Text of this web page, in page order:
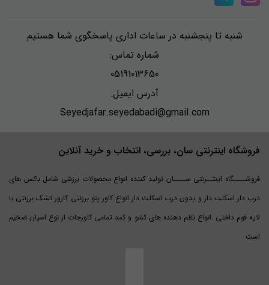
شنبه تا پنجشنبه در ساعات اداری پاسخگوی شما هستیم
شماره تماس:
05191013650
آدرس ایمیل:
Seyedjafar.seyedabadi@gmail.com
فروشگاه اینترنتی سان، بررسی، انتخاب و خرید آنلاین
فروشــــگاه اینتــرنتی ســــان تولید کننده انواع محصولات برزنتی شامل باکس های
درب دار اسکلت دار و بدون درب اسکلت دار انواع کاور پتو برزنتی کارور تشک برزنتی با
لایه فوم داخلی .انواع نظم دهنده های کشو و کمد تمامی کاورجات از نوع اسپان ضخیم
است